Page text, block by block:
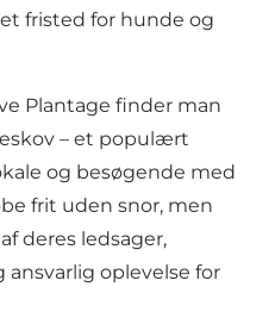
fristed for hunde og
Plantage finder man
– et populært
og besøgende med
frit uden snor, men
deres ledsager,
oplevelse for